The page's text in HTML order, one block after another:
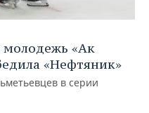
молодежь «Ак
«Нефтяник»
в серии